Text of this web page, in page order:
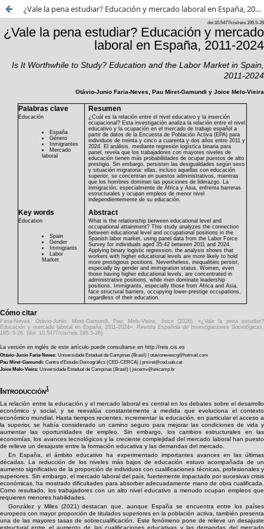
¿Vale la pena estudiar? Educación y mercado laboral en España, 2011-2024